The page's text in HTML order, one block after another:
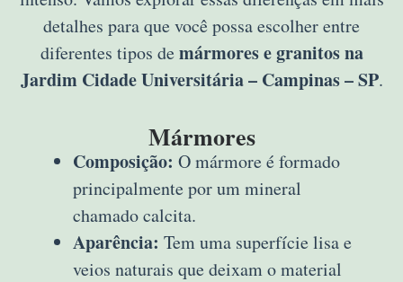
detalhes para que você possa escolher entre
diferentes tipos de mármores e granitos na
Jardim Cidade Universitária – Campinas – SP.
Mármores
Composição: O mármore é formado
principalmente por um mineral
chamado calcita.
Aparência: Tem uma superfície lisa e
veios naturais que deixam o material